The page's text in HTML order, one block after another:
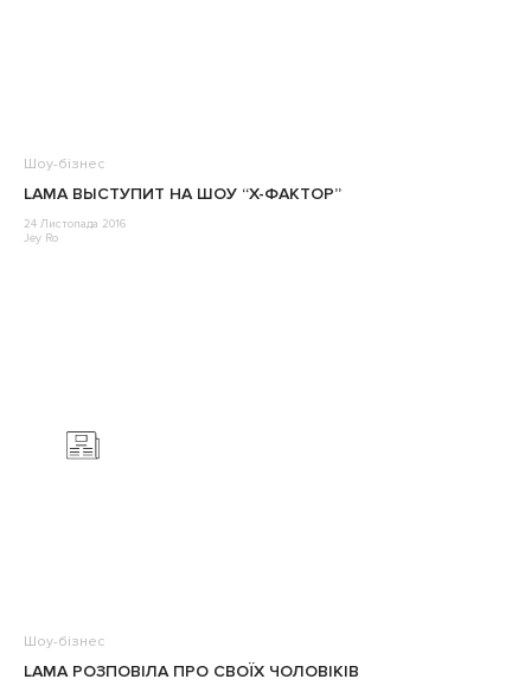
Шоу-бізнес
LAMA ВЫСТУПИТ НА ШОУ “Х-ФАКТОР”
24 Листопада 2016
Jey Ro
Шоу-бізнес
LAMA РОЗПОВІЛА ПРО СВОЇХ ЧОЛОВІКІВ